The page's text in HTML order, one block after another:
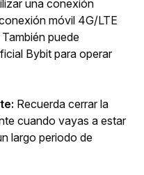
una conexión
móvil 4G/LTE
puede
Bybit para operar
Recuerda cerrar la
cuando vayas a estar
largo periodo de